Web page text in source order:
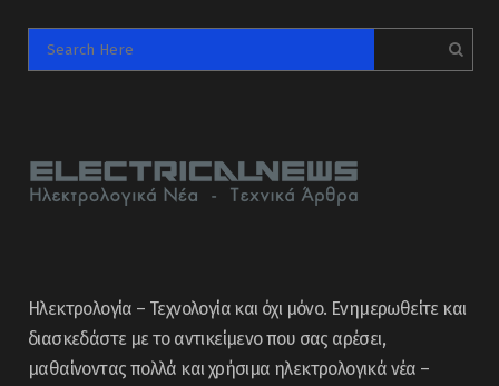
Ηλεκτρολογία – Τεχνολογία και όχι μόνο. Ενημερωθείτε και
διασκεδάστε με το αντικείμενο που σας αρέσει,
μαθαίνοντας πολλά και χρήσιμα ηλεκτρολογικά νέα –